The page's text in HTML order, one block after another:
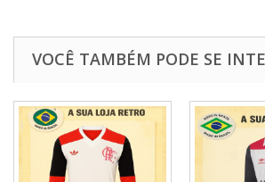
VOCÊ TAMBÉM PODE SE